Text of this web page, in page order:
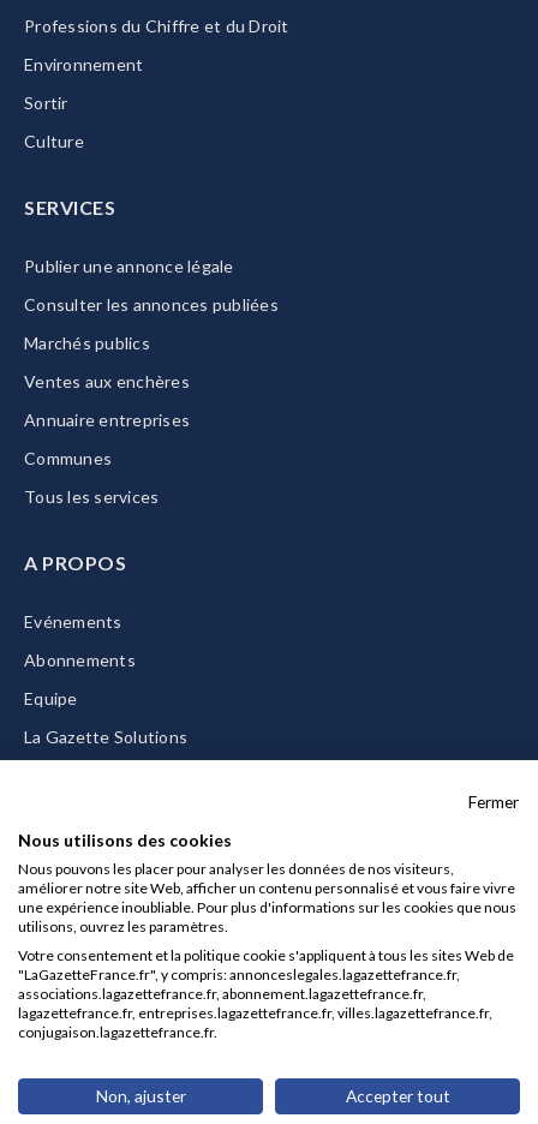
Professions du Chiffre et du Droit
Environnement
Sortir
Culture
SERVICES
Publier une annonce légale
Consulter les annonces publiées
Marchés publics
Ventes aux enchères
Annuaire entreprises
Communes
Tous les services
A PROPOS
Evénements
Abonnements
Equipe
La Gazette Solutions
Mentions légales
CGU/CGV
Données personnelles
Charte sur les cookies
Gérer vos cookies
© 2026 La Gazette France
Fermer
Nous utilisons des cookies
Nous pouvons les placer pour analyser les données de nos visiteurs,
améliorer notre site Web, afficher un contenu personnalisé et vous faire vivre
une expérience inoubliable. Pour plus d'informations sur les cookies que nous
utilisons, ouvrez les paramètres.
Votre consentement et la politique cookie s'appliquent à tous les sites Web de
"LaGazetteFrance.fr", y compris: annonceslegales.lagazettefrance.fr,
associations.lagazettefrance.fr, abonnement.lagazettefrance.fr,
lagazettefrance.fr, entreprises.lagazettefrance.fr, villes.lagazettefrance.fr,
conjugaison.lagazettefrance.fr.
Non, ajuster Accepter tout